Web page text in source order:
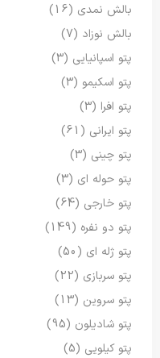
بالش نمدی (16)
بالش نوزاد (7)
پتو اسپانیایی (3)
پتو اسکیمو (3)
پتو افرا (3)
پتو ایرانی (61)
پتو چینی (3)
پتو حوله ای (3)
پتو خارجی (64)
پتو دو نفره (149)
پتو ژله ای (50)
پتو سربازی (22)
پتو سروین (13)
پتو شادیلون (95)
پتو کیلویی (5)